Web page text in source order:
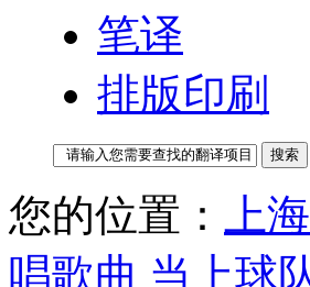
笔译
排版印刷
您的位置： 上
唱歌曲 当上球